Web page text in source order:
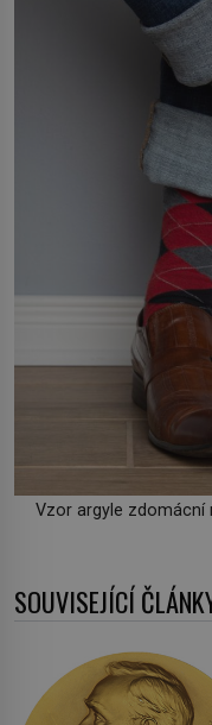
Vzor argyle zdomácní
SOUVISEJÍCÍ